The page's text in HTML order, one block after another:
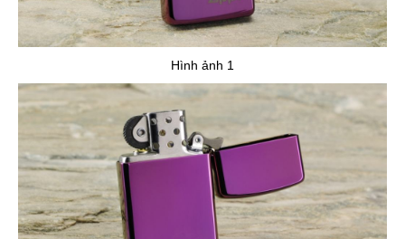
Hình ảnh 1